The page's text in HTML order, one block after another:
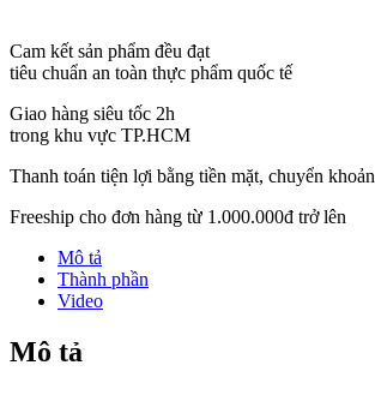
Cam kết sản phẩm đều đạt
tiêu chuẩn an toàn thực phẩm quốc tế
Giao hàng siêu tốc 2h
trong khu vực TP.HCM
Thanh toán tiện lợi bằng tiền mặt, chuyển khoản
Freeship cho đơn hàng từ 1.000.000đ trở lên
Mô tả
Thành phần
Video
Mô tả